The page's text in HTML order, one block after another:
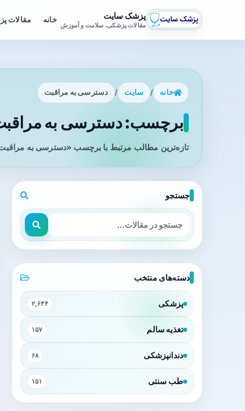
پزشک سایت
مقالات پزشکی، سلامت و آموزش
خانه مقالات
خانه / سایت / دسترسی به مراقبت
برچسب: دسترسی به
تازه‌ترین مطالب مرتبط با برچسب «دسترسی به
جستجو
دسته‌های منتخب
پزشکی ۲,۶۳۴
تغذیه سالم ۱۵۷
دندانپزشکی ۶۸
طب سنتی ۱۵۱